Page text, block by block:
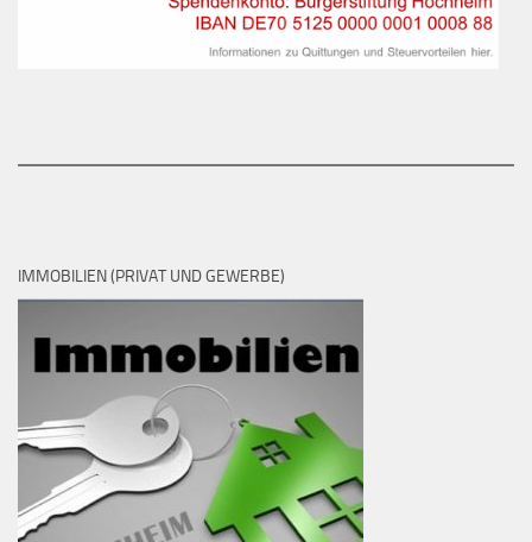
IMMOBILIEN (PRIVAT UND GEWERBE)